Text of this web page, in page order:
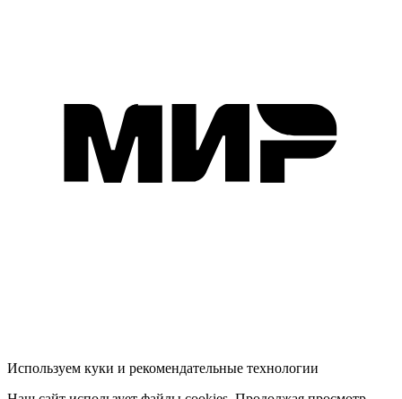
Используем куки и рекомендательные технологии